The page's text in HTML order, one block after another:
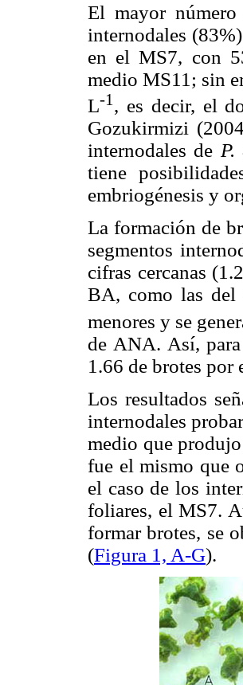
El mayor
internodales
en el MS7, con
medio MS11; sin
L-1 , es decir, el
Gozukirmizi
internodales de
tiene
embriogénesis y
La formación de
segmentos
cifras cercanas
BA, como las del
menores y se
de ANA. Así,
1.66 de brotes por
Los resultados
internodales
medio que
fue el mismo que
el caso de los
foliares, el MS7.
formar brotes, se
(Figura 1, A-G).